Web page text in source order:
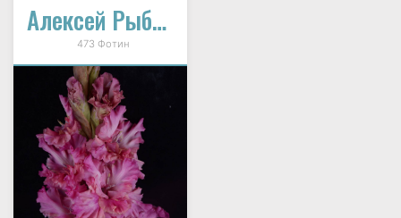
Алексей Рыбников
473 Фотин